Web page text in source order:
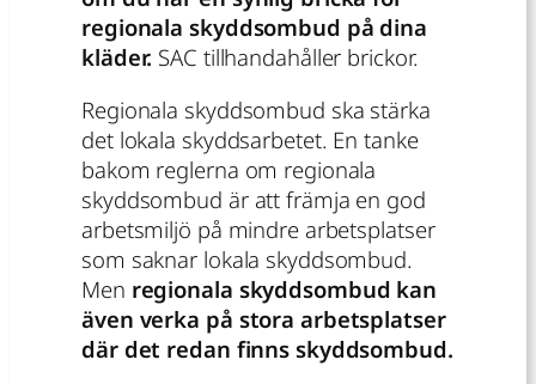
regionala skyddsombud på dina
kläder. SAC tillhandahåller brickor.
Regionala skyddsombud ska stärka
det lokala skyddsarbetet. En tanke
bakom reglerna om regionala
skyddsombud är att främja en god
arbetsmiljö på mindre arbetsplatser
som saknar lokala skyddsombud.
Men regionala skyddsombud kan
även verka på stora arbetsplatser
där det redan finns skyddsombud.